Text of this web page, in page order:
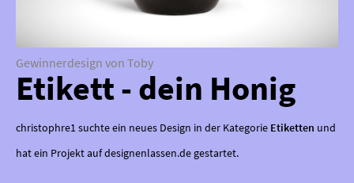
Gewinnerdesign von Toby
Etikett - dein Honig
christophre1 suchte ein neues Design in der Kategorie Etiketten und
hat ein Projekt auf designenlassen.de gestartet.